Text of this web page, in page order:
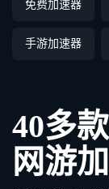
免费加速器
手游加速器
40多款
网游